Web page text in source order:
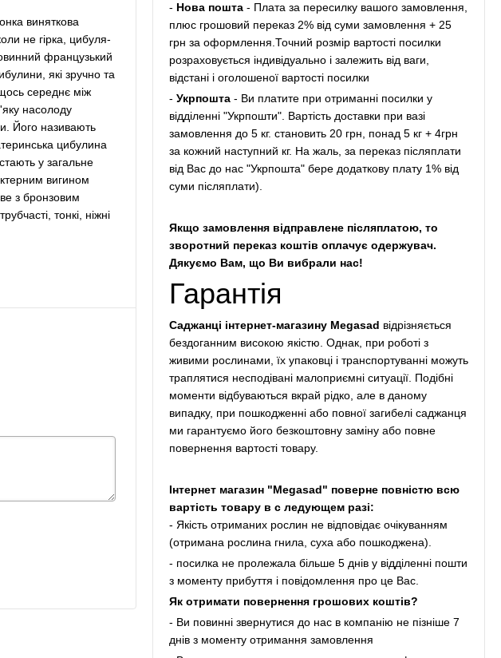
виняткова
не гірка, цибуля-
французький
які зручно та
середнє між
насолоду
Його називають
цибулина
у загальне
вигином
з бронзовим
тонкі, ніжні
- Нова пошта- Плата за пересилку вашого замовлення,
плюс грошовий переказ 2% від суми замовлення + 25
грн за оформлення.Точний розмір вартості посилки
розраховується індивідуально і залежить від ваги,
відстані і оголошеної вартості посилки
- Укрпошта- Ви платите при отриманні посилки у
відділенні "Укрпошти". Вартість доставки при вазі
замовлення до 5 кг. становить 20 грн, понад 5 кг + 4грн
за кожний наступний кг. На жаль, за переказ післяплати
від Вас до нас "Укрпошта" бере додаткову плату 1% від
суми післяплати).
Якщо замовлення відправлене післяплатою, то
зворотний переказ коштів оплачує одержувач.
Дякуємо Вам, що Ви вибрали нас!
Гарантія
Саджанці інтернет-магазину Megasad відрізняється
бездоганним високою якістю. Однак, при роботі з
живими рослинами, їх упаковці і транспортуванні можуть
траплятися несподівані малоприємні ситуації. Подібні
моменти відбуваються вкрай рідко, але в даному
випадку, при пошкодженні або повної загибелі саджанця
ми гарантуємо його безкоштовну заміну або повне
повернення вартості товару.
Інтернет магазин "Megasad" поверне повністю всю
вартість товару в с ледующем разі:
- Якість отриманих рослин не відповідає очікуванням
(отримана рослина гнила, суха або пошкоджена).
- посилка не пролежала більше 5 днів у відділенні пошти
з моменту прибуття і повідомлення про це Вас.
Як отримати повернення грошових коштів?
- Ви повинні звернутися до нас в компанію не пізніше 7
днів з моменту отримання замовлення